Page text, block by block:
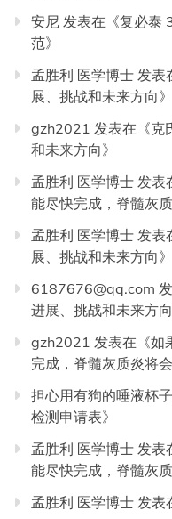
安尼 发表在《复必泰
范》
孟胜利 医学博士 发表
展、挑战和未来方向》
gzh2021 发表在《克
和未来方向》
孟胜利 医学博士 发表
能尽快完成，脊髓灰
孟胜利 医学博士 发表
展、挑战和未来方向》
6187676@qq.com
进展、挑战和未来方向
gzh2021 发表在《如
完成，脊髓灰质炎将会
担心用有狗的唾液杯
检测申请表》
孟胜利 医学博士 发表
能尽快完成，脊髓灰
孟胜利 医学博士 发表